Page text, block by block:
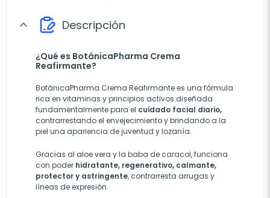
expand_more Descripción
¿Qué es BotánicaPharma Crema
Reafirmante?
BotánicaPharma Crema Reafirmante es una fórmula
rica en vitaminas y principios activos diseñada
fundamentalmente para el cuidado facial diario,
contrarrestando el envejecimiento y brindando a la
piel una apariencia de juventud y lozanía.
Gracias al aloe vera y la baba de caracol, funciona
con poder hidratante, regenerativo, calmante,
protector y astringente, contrarresta arrugas y
líneas de expresión.